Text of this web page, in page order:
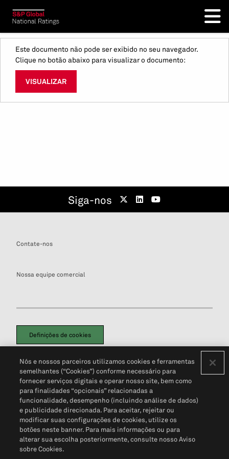
Este documento não pode ser exibido no seu navegador.
Clique no botão abaixo para visualizar o documento:
VISUALIZAR
Siga-nos
Contate-nos
Nossa equipe comercial
Definições de cookies
Política de PrivacidadePortal de privacidade do cliente (em inglês)
Não Venda Minhas Informações Pessoais© 2026 S&P Global
Nós e nossos parceiros utilizamos cookies e ferramentas
semelhantes (“Cookies”) conforme necessário para
fornecer serviços digitais e operar nosso site, bem como
para finalidades “opcionais” relacionadas a
funcionalidade, desempenho (incluindo análise de dados)
e publicidade direcionada. Para aceitar, rejeitar ou
modificar suas configurações de cookies, utilize os
botões neste banner. Para mais informações ou para
alterar sua escolha posteriormente, consulte nosso Aviso
sobre Cookies.